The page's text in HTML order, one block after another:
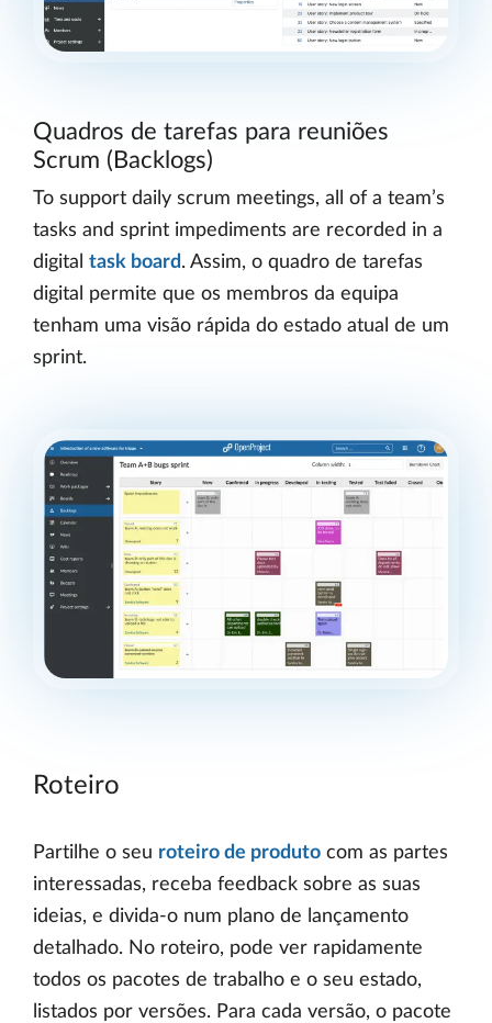
Quadros de tarefas para reuniões
Scrum (Backlogs)
To support daily scrum meetings, all of a team’s
tasks and sprint impediments are recorded in a
digital task board. Assim, o quadro de tarefas
digital permite que os membros da equipa
tenham uma visão rápida do estado atual de um
sprint.
Roteiro
Partilhe o seu roteiro de produto com as partes
interessadas, receba feedback sobre as suas
ideias, e divida-o num plano de lançamento
detalhado. No roteiro, pode ver rapidamente
todos os pacotes de trabalho e o seu estado,
listados por versões. Para cada versão, o pacote